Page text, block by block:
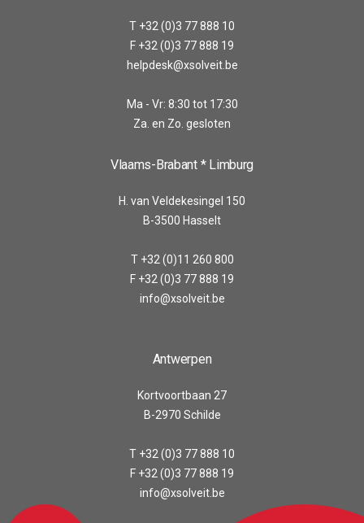
T +32 (0)3 77 888 10
F +32 (0)3 77 888 19
helpdesk@xsolveit.be
Ma - Vr: 8:30 tot 17:30
Za. en Zo. gesloten
Vlaams-Brabant * Limburg
H. van Veldekesingel 150
B-3500 Hasselt
T +32 (0)11 260 800
F +32 (0)3 77 888 19
info@xsolveit.be
Antwerpen
Kortvoortbaan 27
B-2970 Schilde
T +32 (0)3 77 888 10
F +32 (0)3 77 888 19
info@xsolveit.be